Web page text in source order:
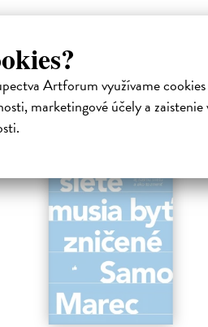
Artforum využívame cookies
marketingové účely a zaistenie
s podobným